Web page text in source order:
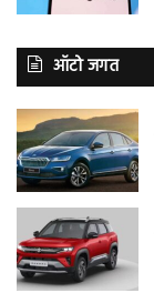
ऑटो जगत